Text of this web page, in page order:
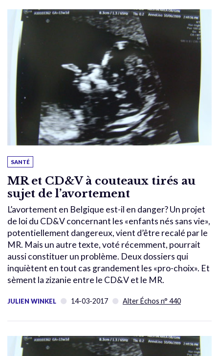
SANTÉ
MR et CD&V à couteaux tirés au
sujet de l’avortement
L’avortement en Belgique est-il en danger? Un projet
de loi du CD&V concernant les «enfants nés sans vie»,
potentiellement dangereux, vient d’être recalé par le
MR. Mais un autre texte, voté récemment, pourrait
aussi constituer un problème. Deux dossiers qui
inquiètent en tout cas grandement les «pro-choix». Et
sèment la zizanie entre le CD&V et le MR.
JULIEN WINKEL 14-03-2017 Alter Échos n° 440